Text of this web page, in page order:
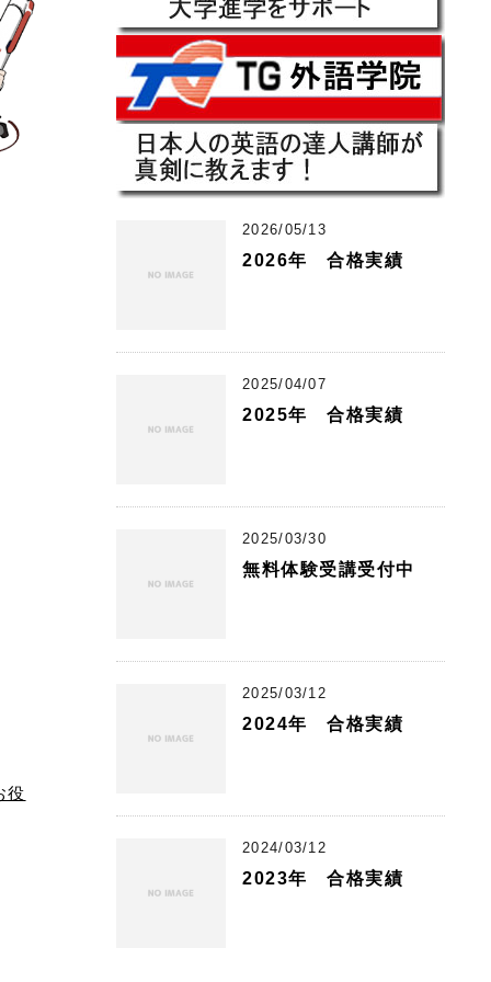
役
2026/05/13
2026年 合格実績
2025/04/07
2025年 合格実績
2025/03/30
無料体験受講受付中
2025/03/12
2024年 合格実績
2024/03/12
2023年 合格実績